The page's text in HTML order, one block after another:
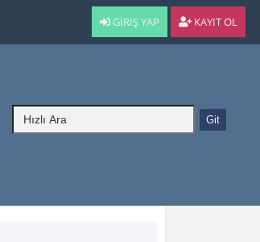
GIRIŞ YAP KAYIT OL